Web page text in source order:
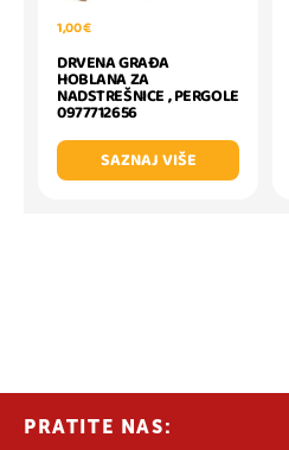
1,00 €
DRVENA GRAĐA
HOBLANA ZA
NADSTREŠNICE , PERGOLE
0977712656
SAZNAJ VIŠE
PRATITE NAS: